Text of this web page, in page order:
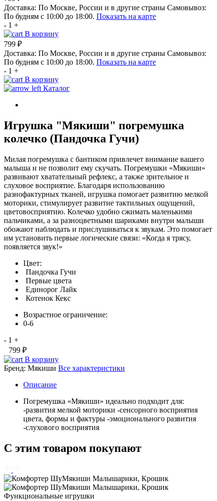
Доставка: По Москве, России и в другие страны Самовывоз:
По будням с 10:00 до 18:00. Показать на карте
- 1 +
В корзину
799 ₽
Доставка: По Москве, России и в другие страны Самовывоз:
По будням с 10:00 до 18:00. Показать на карте
- 1 +
В корзину
Каталог
Игрушка "Мякиши" погремушка
колечко (Пандочка Гучи)
Милая погремушка с бантиком привлечет внимание вашего
малыша и не позволит ему скучать. Погремушки «Мякиши»
развивают хватательный рефлекс, а также зрительное и
слуховое восприятие. Благодаря использованию
разнофактурных тканей, игрушка помогает развитию мелкой
моторики, стимулирует развитие тактильных ощущений,
цветовосприятию. Колечко удобно сжимать маленькими
пальчиками, а за разноцветными шариками внутри малыши
обожают наблюдать и прислушиваться к звукам. Это помогает
им установить первые логические связи: «Когда я трясу,
появляется звук!»
Цвет:
Пандочка Гучи
Первые цвета
Единорог Лайк
Котенок Кекс
Возрастное ограничение:
0-6
- 1 +
799 ₽
В корзину
Бренд: Мякиши Все характеристики
Описание
Погремушка «Мякиши» идеально подходит для:
-развития мелкой моторики -сенсорного восприятия
цвета, формы и фактуры -эмоционального развития
-слухового восприятия
С этим товаром покупают
Функциональные игрушки